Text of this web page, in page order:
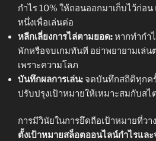
กำไร 10% ให้ถอนออกมาเก็บไว้ก่อ
หนึ่งเพื่อเล่นต่อ
หลีกเลี่ยงการไล่ตามยอด:หากทำกำ
พักหรือจบเกมทันที อย่าพยายามเล่น
เพราะความโลภ
บันทึกผลการเล่น: จดบันทึกสถิติทุกค
ปรับปรุงเป้าหมายให้เหมาะสมกับสไ
การมีวินัยในการยึดถือเป้าหมายที่ว
ตั้งเป้าหมายสล็อตออนไลน์กำไรแล